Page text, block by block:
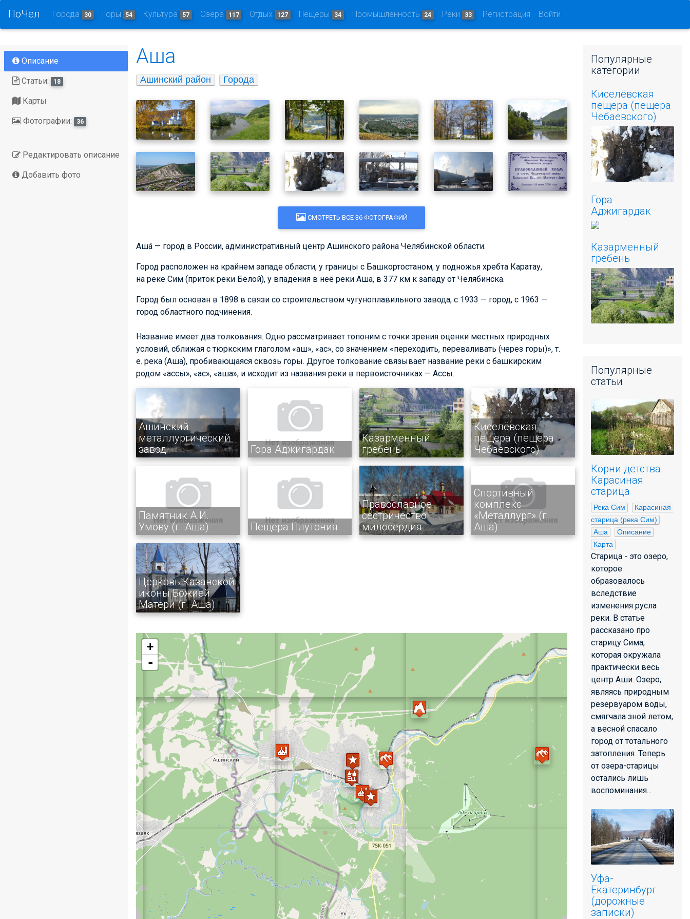
ПоЧел Города 30 Горы 54 Культура 57 Озера 117 Отдых 127 Пещеры 34 Промышленность 24 Реки 33 Регистрация Войти
Описание
Статьи: 18
Карты
Фотографии: 36
Редактировать описание
Добавить фото
Аша
Ашинский район Города
СМОТРЕТЬ ВСЕ 36 ФОТОГРАФИЙ
Аша́ — город в России, административный центр Ашинского района Челябинской области.
Город расположен на крайнем западе области, у границы с Башкортостаном, у подножья хребта Каратау,
на реке Сим (приток реки Белой), у впадения в неё реки Аша, в 377 км к западу от Челябинска.
Город был основан в 1898 в связи со строительством чугуноплавильного завода, с 1933 — город, с 1963 —
город областного подчинения.
Название имеет два толкования. Одно рассматривает топоним с точки зрения оценки местных природных
условий, сближая с тюркским глаголом «аш», «ас», со значением «переходить, переваливать (через горы)», т.
е. река (Аша), пробивающаяся сквозь горы. Другое толкование связывает название реки с башкирским
родом «ассы», «ас», «аша», и исходит из названия реки в первоисточниках — Ассы.
Ашинский
металлургический
завод
Гора Аджигардак
Казарменный
гребень
Киселёвская
пещера (пещера
Чебаевского)
Памятник А.И.
Умову (г. Аша)
Пещера Плутония
Православное
сестричество
милосердия
Спортивный
комплекс
«Металлург» (г.
Аша)
Церковь Казанской
иконы Божией
Матери (г. Аша)
+
-
Популярные
категории
Киселёвская
пещера (пещера
Чебаевского)
Гора
Аджигардак
Казарменный
гребень
Популярные
статьи
Корни детства.
Карасиная
старица
Река Сим
Карасиная
старица (река Сим)
Аша
Описание
Карта
Старица - это озеро,
которое
образовалось
вследствие
изменения русла
реки. В статье
рассказано про
старицу Сима,
которая окружала
практически весь
центр Аши. Озеро,
являясь природным
резервуаром воды,
смягчала зной летом,
а весной спасало
город от тотального
затопления. Теперь
от озера-старицы
остались лишь
воспоминания...
Уфа-
Екатеринбург
(дорожные
записки)